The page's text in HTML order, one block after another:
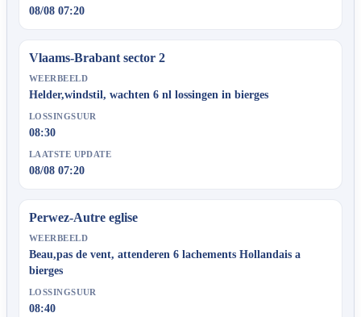
08/08 07:20
Vlaams-Brabant sector 2
WEERBEELD
Helder,windstil, wachten 6 nl lossingen in bierges
LOSSINGSUUR
08:30
LAATSTE UPDATE
08/08 07:20
Perwez-Autre eglise
WEERBEELD
Beau,pas de vent, attenderen 6 lachements Hollandais a
bierges
LOSSINGSUUR
08:40